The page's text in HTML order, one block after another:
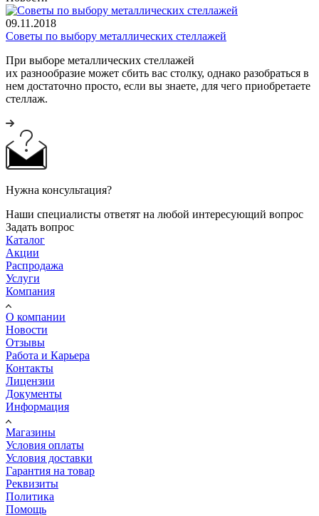
09.11.2018
Советы по выбору металлических стеллажей
При выборе металлических стеллажей
их разнообразие может сбить вас столку, однако разобраться в
нем достаточно просто, если вы знаете, для чего приобретаете
стеллаж.
Нужна консультация?
Наши специалисты ответят на любой интересующий вопрос
Задать вопрос
Каталог
Акции
Распродажа
Услуги
Компания
О компании
Новости
Отзывы
Работа и Карьера
Контакты
Лицензии
Документы
Информация
Магазины
Условия оплаты
Условия доставки
Гарантия на товар
Реквизиты
Политика
Помощь